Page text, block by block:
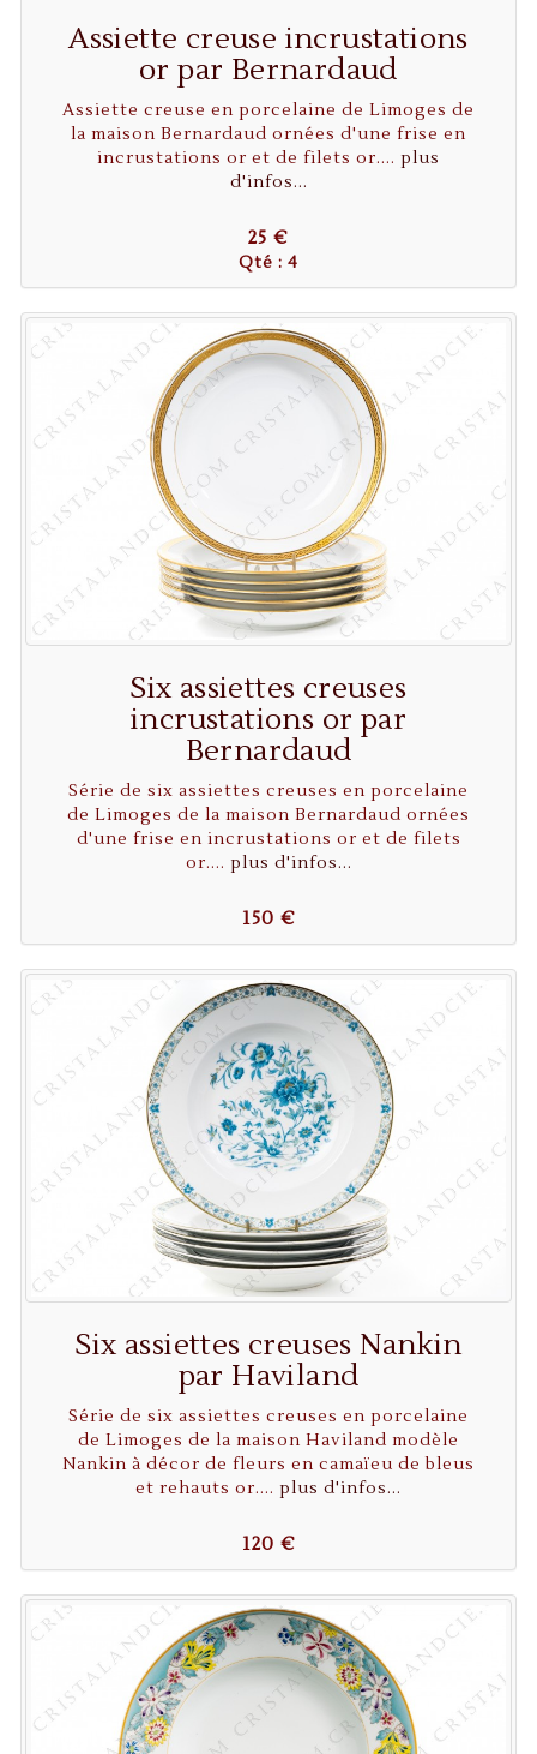
Assiette creuse incrustations
or par Bernardaud
Assiette creuse en porcelaine de Limoges de
la maison Bernardaud ornées d'une frise en
incrustations or et de filets or.... plus
d'infos...
25 €
Qté : 4
Six assiettes creuses
incrustations or par
Bernardaud
Série de six assiettes creuses en porcelaine
de Limoges de la maison Bernardaud ornées
d'une frise en incrustations or et de filets
or.... plus d'infos...
150 €
Six assiettes creuses Nankin
par Haviland
Série de six assiettes creuses en porcelaine
de Limoges de la maison Haviland modèle
Nankin à décor de fleurs en camaïeu de bleus
et rehauts or.... plus d'infos...
120 €